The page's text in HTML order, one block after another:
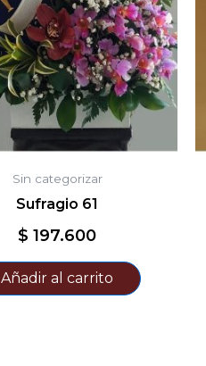
Sin categorizar
Sufragio 61
$ 197.600
Añadir al carrito